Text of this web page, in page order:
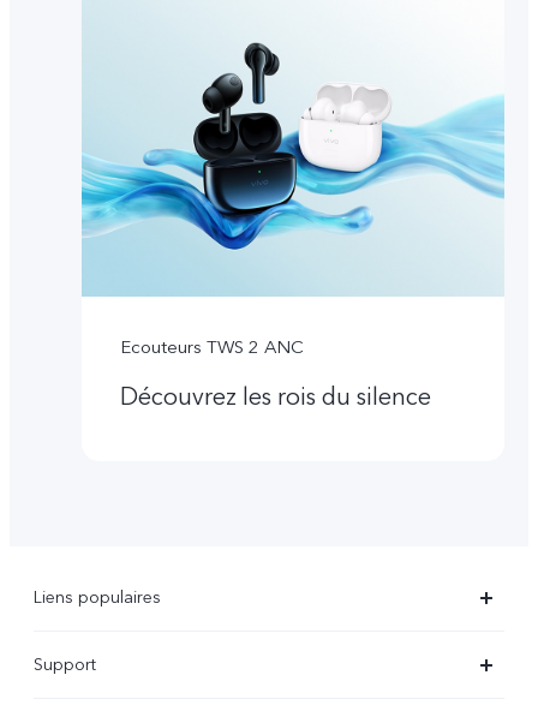
Ecouteurs TWS 2 ANC
Découvrez les rois du silence
Liens populaires
Support